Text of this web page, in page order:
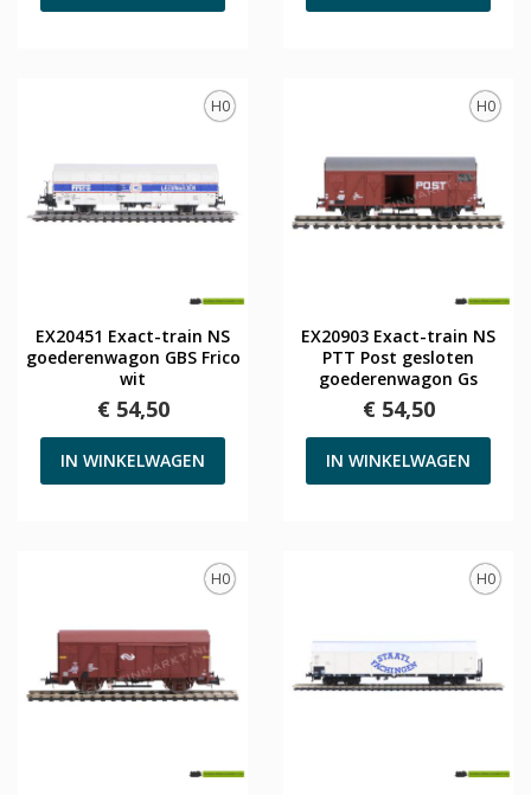
H0
EX20451 Exact-train NS
goederenwagon GBS Frico
wit
€ 54,50
IN WINKELWAGEN
H0
EX20903 Exact-train NS
PTT Post gesloten
goederenwagon Gs
€ 54,50
IN WINKELWAGEN
H0 H0